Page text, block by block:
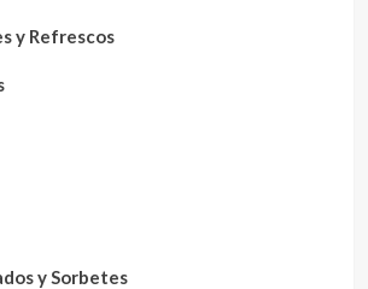
y Refrescos
y Sorbetes